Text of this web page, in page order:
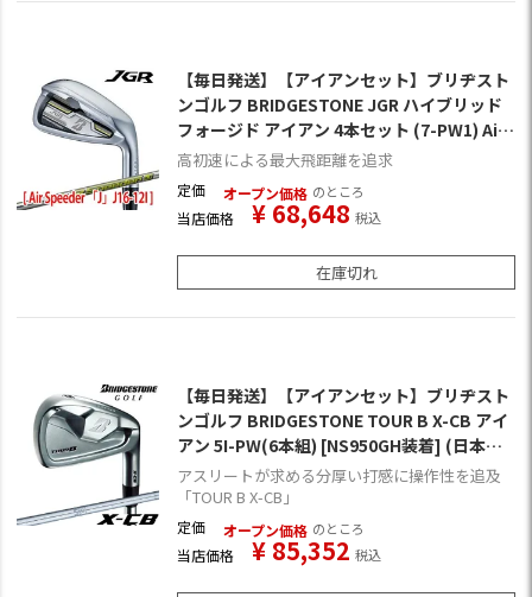
【毎日発送】【アイアンセット】ブリヂスト
ンゴルフ BRIDGESTONE JGR ハイブリッド
フォージド アイアン 4本セット (7-PW1) Air
Speeder 「J」 J16-12I装着 日本仕様
高初速による最大飛距離を追求
定価 オープン価格 のところ
当店価格 ¥ 68,648 税込
在庫切れ
【毎日発送】【アイアンセット】ブリヂスト
ンゴルフ BRIDGESTONE TOUR B X-CB アイ
アン 5I-PW(6本組) [NS950GH装着] (日本正
規品)
アスリートが求める分厚い打感に操作性を追及
「TOUR B X-CB」
定価 オープン価格 のところ
当店価格 ¥ 85,352 税込